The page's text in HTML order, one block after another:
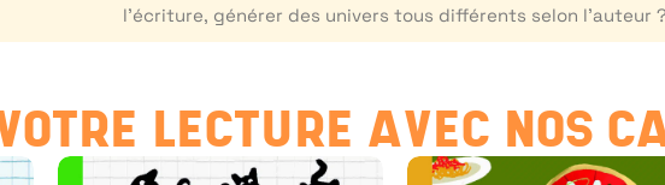
l’écriture, générer des univers tous différents selon l’auteur ?
LECTURE AVEC NOS